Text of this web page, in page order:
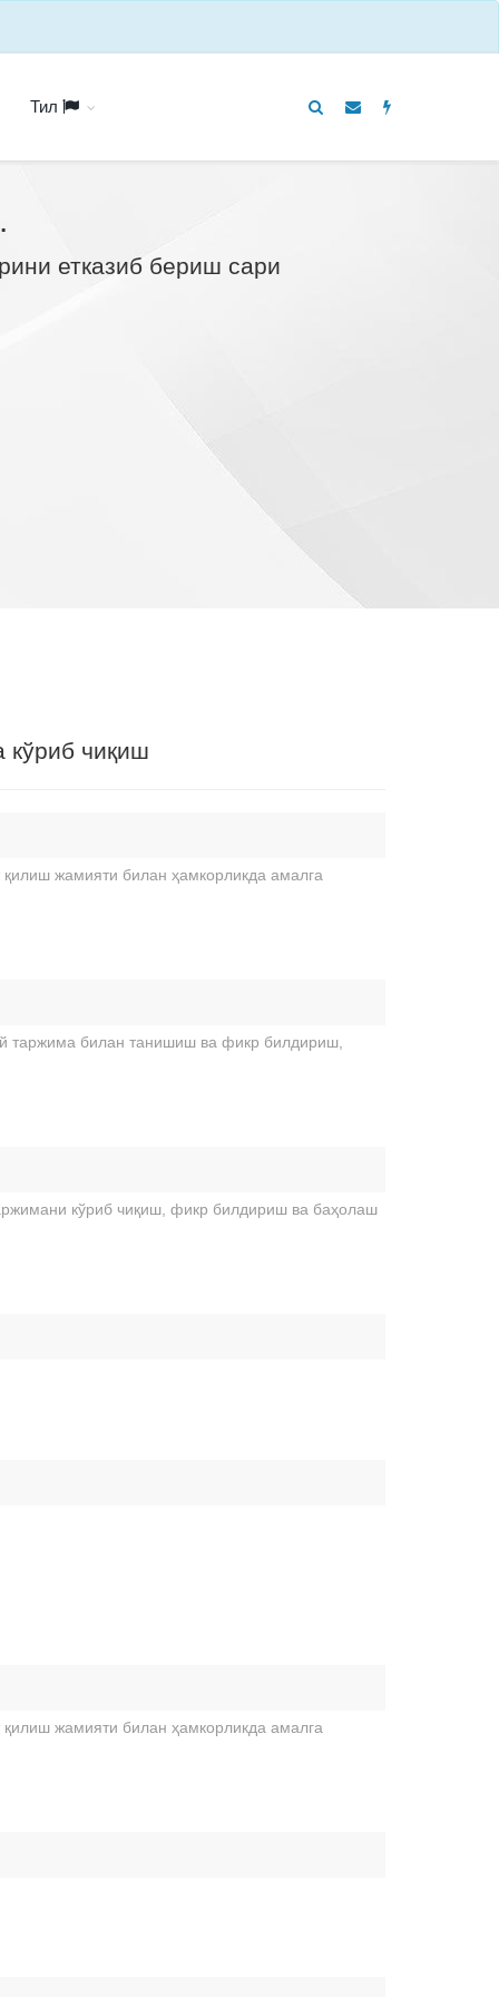
Тил
етказиб бериш сари
кўриб чиқиш
жамияти билан ҳамкорликда амалга
таржима билан танишиш ва фикр билдириш,
кўриб чиқиш, фикр билдириш ва баҳолаш
жамияти билан ҳамкорликда амалга